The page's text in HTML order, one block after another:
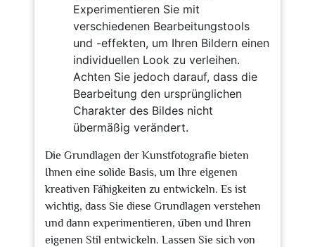
Experimentieren Sie mit
verschiedenen Bearbeitungstools
und -effekten, um Ihren Bildern einen
individuellen Look zu verleihen.
Achten Sie jedoch darauf, dass die
Bearbeitung den ursprünglichen
Charakter des Bildes nicht
übermäßig verändert.
Die Grundlagen der Kunstfotografie bieten
Ihnen eine solide Basis, um Ihre eigenen
kreativen Fähigkeiten zu entwickeln. Es ist
wichtig, dass Sie diese Grundlagen verstehen
und dann experimentieren, üben und Ihren
eigenen Stil entwickeln. Lassen Sie sich von